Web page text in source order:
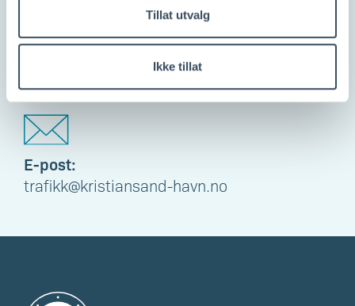
Tillat utvalg
Ikke tillat
Telefon: VHF:
Kanal 12
E-post:
trafikk@kristiansand-havn.no